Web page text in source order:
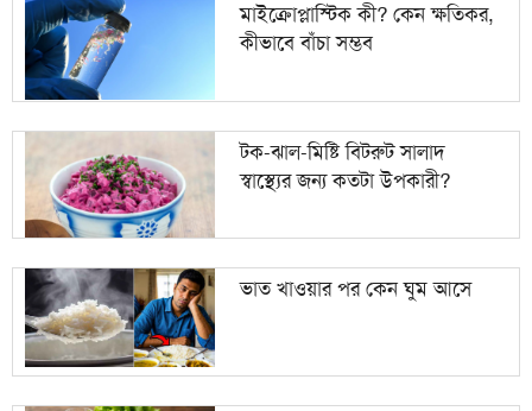
মাইক্রোপ্লাস্টিক কী? কেন ক্ষতিকর,
কীভাবে বাঁচা সম্ভব
টক-ঝাল-মিষ্টি বিটরুট সালাদ
স্বাস্থ্যের জন্য কতটা উপকারী?
ভাত খাওয়ার পর কেন ঘুম আসে